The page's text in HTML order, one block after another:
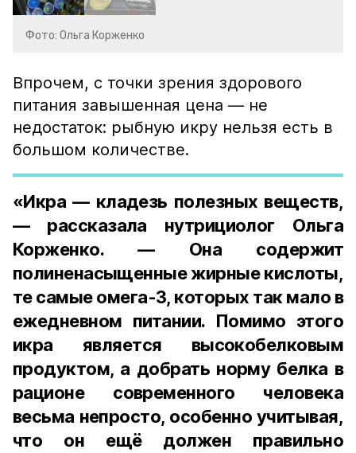
Фото: Ольга Корженко
Впрочем, с точки зрения здорового
питания завышенная цена — не
недостаток: рыбную икру нельзя есть в
большом количестве.
«Икра — кладезь полезных веществ,
— рассказала нутрициолог Ольга
Корженко. — Она содержит
полиненасыщенные жирные кислоты,
те самые омега-3, которых так мало в
ежедневном питании. Помимо этого
икра является высокобелковым
продуктом, а добрать норму белка в
рационе современного человека
весьма непросто, особенно учитывая,
что он ещё должен правильно